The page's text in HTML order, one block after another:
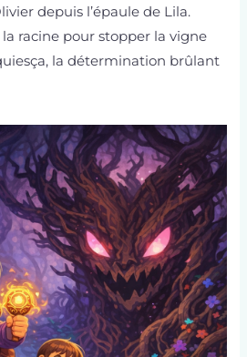
depuis l’épaule de Lila.
la racine pour stopper la vigne
la détermination brûlant